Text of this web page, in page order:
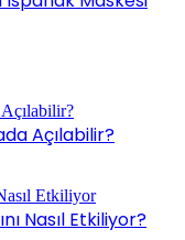
Açılabilir?
Nasıl Etkiliyor?